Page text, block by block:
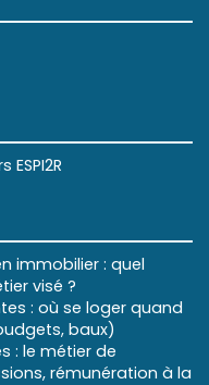
immobilier : quel
visé ?
: où se loger quand
baux)
: le métier de
rémunération à la